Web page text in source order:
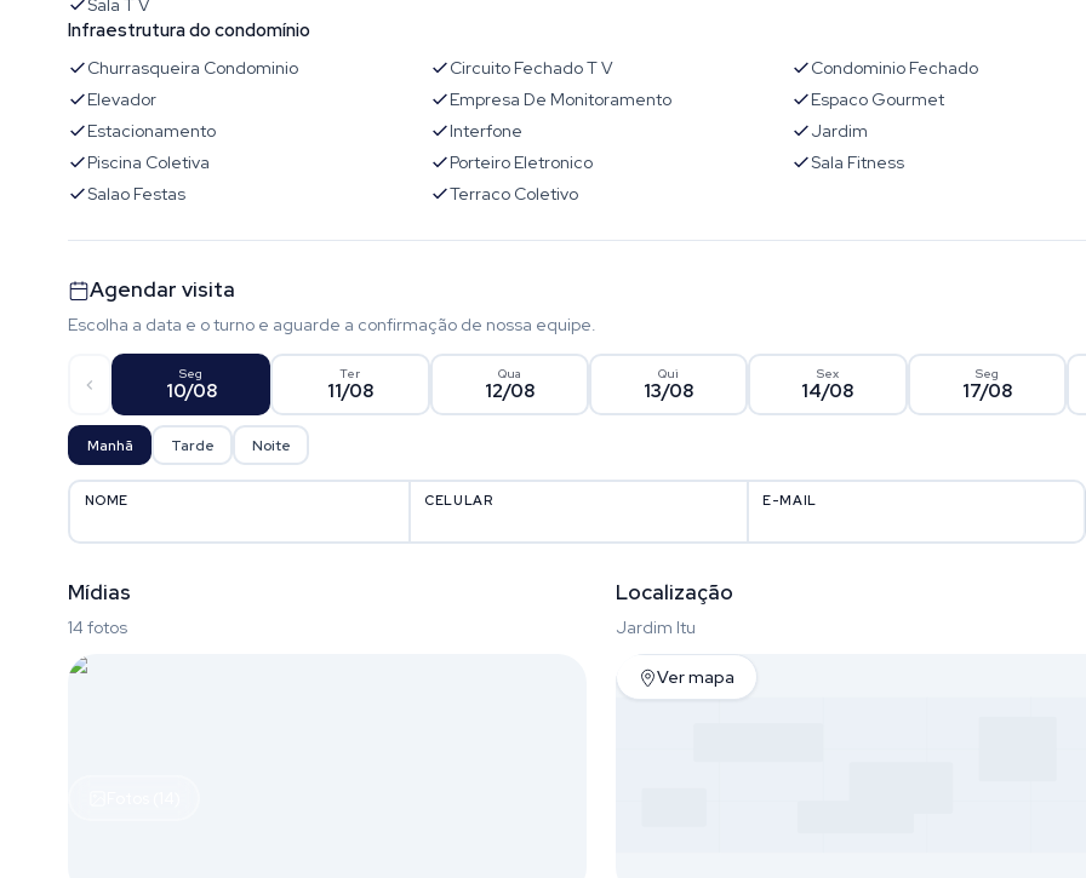
Sala T V
Infraestrutura do condomínio
Churrasqueira Condominio Circuito Fechado T V
Condominio Fechado
Elevador
Empresa De Monitoramento
Espaco Gourmet
Estacionamento
Interfone
Jardim
Piscina Coletiva
Porteiro Eletronico
Sala Fitness
Salao Festas
Terraco Coletivo
Agendar visita
Escolha a data e o turno e aguarde a confirmação de nossa equipe.
Seg
10/08
Ter
11/08
Qua
12/08
Qui
13/08
Sex
14/08
Seg
17/08
Manhã Tarde Noite
NOME CELULAR E-MAIL
Mídias
14 fotos
Localização
Jardim Itu
Ver mapa